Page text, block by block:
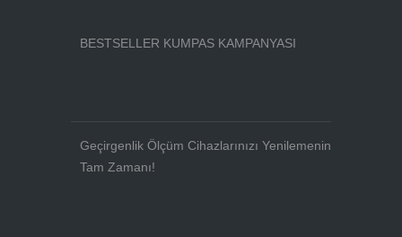
BESTSELLER KUMPAS KAMPANYASI
Geçirgenlik Ölçüm Cihazlarınızı Yenilemenin
Tam Zamanı!